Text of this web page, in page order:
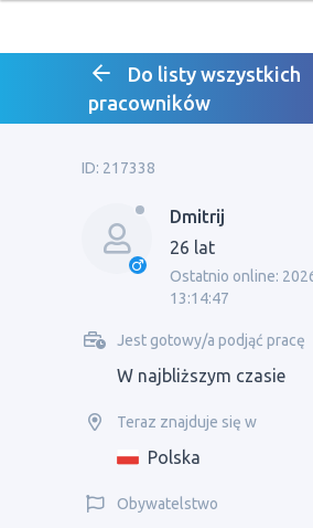
Do listy wszystkich
pracowników
ID: 217338
Dmitrij
26 lat
Ostatnio online:
13:14:47
Jest gotowy/a podjąć pracę
W najbliższym czasie
Teraz znajduje się w
Polska
Obywatelstwo